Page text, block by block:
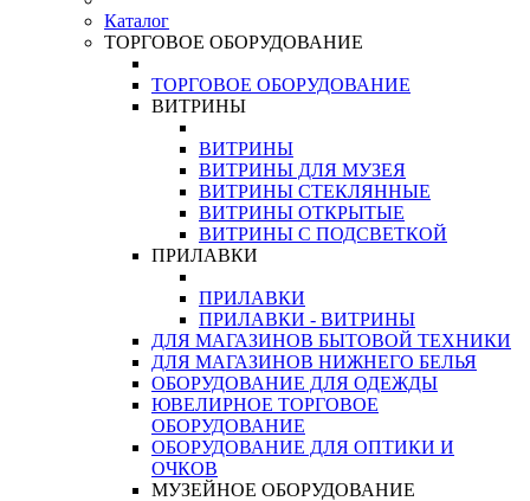
Каталог
ТОРГОВОЕ ОБОРУДОВАНИЕ
ТОРГОВОЕ ОБОРУДОВАНИЕ
ВИТРИНЫ
ВИТРИНЫ
ВИТРИНЫ ДЛЯ МУЗЕЯ
ВИТРИНЫ СТЕКЛЯННЫЕ
ВИТРИНЫ ОТКРЫТЫЕ
ВИТРИНЫ С ПОДСВЕТКОЙ
ПРИЛАВКИ
ПРИЛАВКИ
ПРИЛАВКИ - ВИТРИНЫ
ДЛЯ МАГАЗИНОВ БЫТОВОЙ ТЕХНИКИ
ДЛЯ МАГАЗИНОВ НИЖНЕГО БЕЛЬЯ
ОБОРУДОВАНИЕ ДЛЯ ОДЕЖДЫ
ЮВЕЛИРНОЕ ТОРГОВОЕ
ОБОРУДОВАНИЕ
ОБОРУДОВАНИЕ ДЛЯ ОПТИКИ И
ОЧКОВ
МУЗЕЙНОЕ ОБОРУДОВАНИЕ